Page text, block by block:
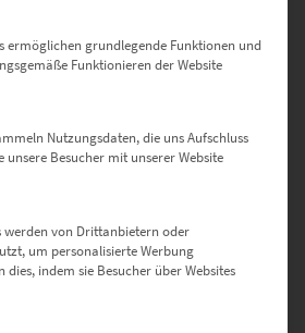
scheint die Sonne aufzugehen. Mit
Wandbilder, weil die Farbe an die
Strahlkraft des Himmelskörpers
das Kunstwerk, kann das
zu plakativ erscheinen. Schicker wirkt oft
mit Farbe
eine altbewährte
Gruppen, für die eine Einwilligung
ermöglichen grundlegende Funktionen und
Funktionieren der Website
Nutzungsdaten, die uns Aufschluss
unsere Besucher mit unserer Website
werden von Drittanbietern oder
um personalisierte Werbung
dies, indem sie Besucher über Websites